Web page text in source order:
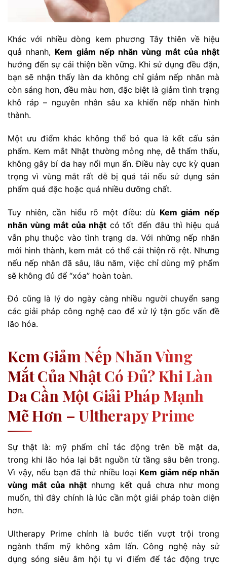
Khác với nhiều dòng kem phương Tây thiên về hiệu
quả nhanh, Kem giảm nếp nhăn vùng mắt của nhật
hướng đến sự cải thiện bền vững. Khi sử dụng đều đặn,
bạn sẽ nhận thấy làn da không chỉ giảm nếp nhăn mà
còn sáng hơn, đều màu hơn, đặc biệt là giảm tình trạng
khô ráp – nguyên nhân sâu xa khiến nếp nhăn hình
thành.
Một ưu điểm khác không thể bỏ qua là kết cấu sản
phẩm. Kem mắt Nhật thường mỏng nhẹ, dễ thẩm thấu,
không gây bí da hay nổi mụn ẩn. Điều này cực kỳ quan
trọng vì vùng mắt rất dễ bị quá tải nếu sử dụng sản
phẩm quá đặc hoặc quá nhiều dưỡng chất.
Tuy nhiên, cần hiểu rõ một điều: dù Kem giảm nếp
nhăn vùng mắt của nhậtcó tốt đến đâu thì hiệu quả
vẫn phụ thuộc vào tình trạng da. Với những nếp nhăn
mới hình thành, kem mắt có thể cải thiện rõ rệt. Nhưng
nếu nếp nhăn đã sâu, lâu năm, việc chỉ dùng mỹ phẩm
sẽ không đủ để “xóa” hoàn toàn.
Đó cũng là lý do ngày càng nhiều người chuyển sang
các giải pháp công nghệ cao để xử lý tận gốc vấn đề
lão hóa.
Kem Giảm Nếp Nhăn Vùng
Mắt Của Nhật Có Đủ? Khi Làn
Da Cần Một Giải Pháp Mạnh
Mẽ Hơn – Ultherapy Prime
Sự thật là: mỹ phẩm chỉ tác động trên bề mặt da,
trong khi lão hóa lại bắt nguồn từ tầng sâu bên trong.
Vì vậy, nếu bạn đã thử nhiều loại Kem giảm nếp nhăn
vùng mắt của nhật nhưng kết quả chưa như mong
muốn, thì đây chính là lúc cần một giải pháp toàn diện
hơn.
Ultherapy Prime chính là bước tiến vượt trội trong
ngành thẩm mỹ không xâm lấn. Công nghệ này sử
dụng sóng siêu âm hội tụ vi điểm để tác động trực